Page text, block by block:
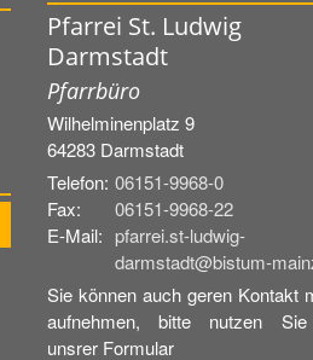
Pfarrei St. Ludwig
Darmstadt
Pfarrbüro
Wilhelminenplatz 9
64283 Darmstadt
Telefon: 06151-9968-0
Fax:
06151-9968-22
E-Mail: pfarrei.st-ludwig-
darmstadt@bistum-
Sie können auch geren Kontakt
aufnehmen, bitte nutzen
unsrer Formular